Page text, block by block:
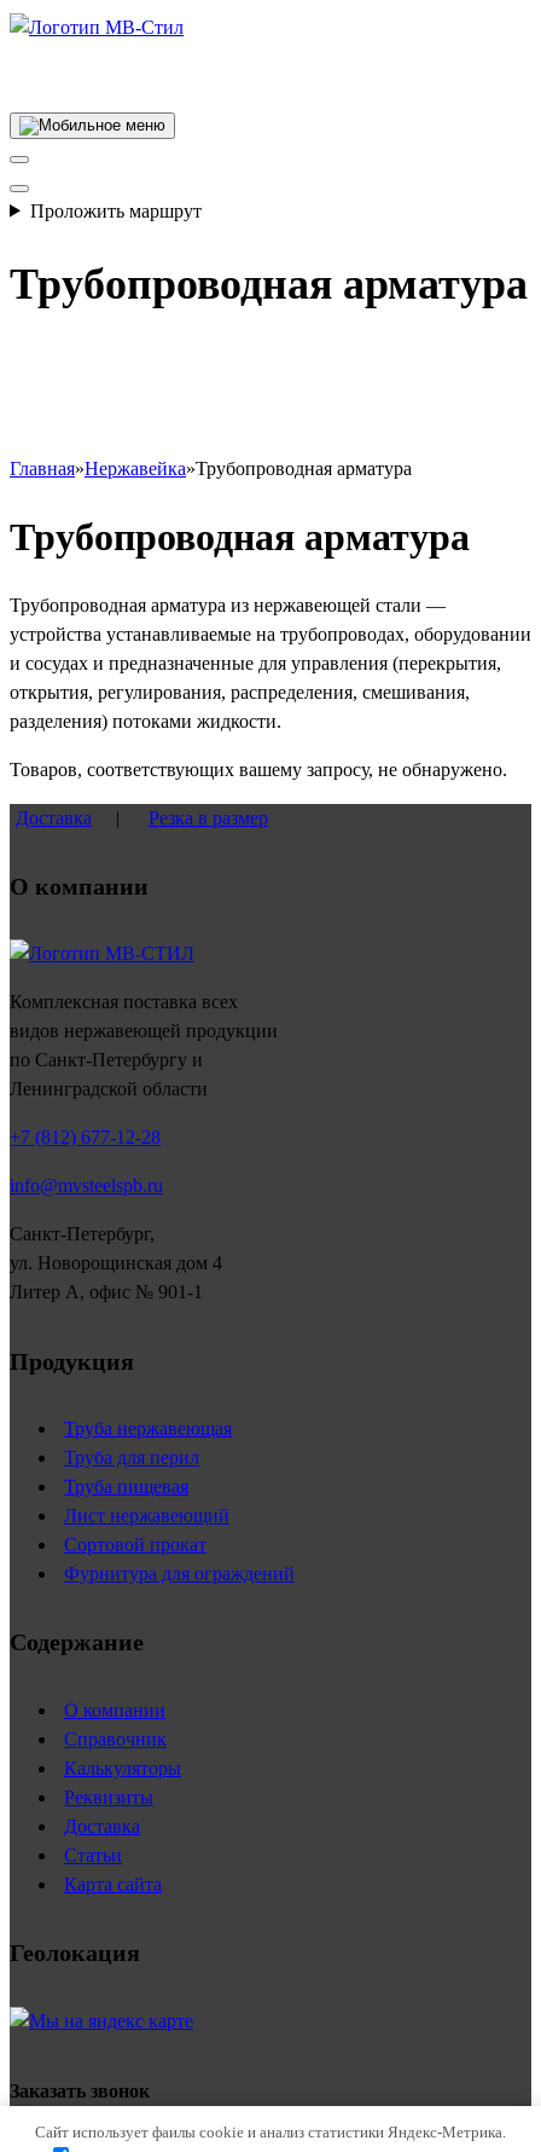
Проложить маршрут
Трубопроводная арматура
Главная»Нержавейка»Трубопроводная арматура
Трубопроводная арматура
Трубопроводная арматура из нержавеющей стали —
устройства устанавливаемые на трубопроводах, оборудовании
и сосудах и предназначенные для управления (перекрытия,
открытия, регулирования, распределения, смешивания,
разделения) потоками жидкости.
Товаров, соответствующих вашему запросу, не обнаружено.
Доставка | Резка в размер
О компании
Комплексная поставка всех
видов нержавеющей продукции
по Санкт-Петербургу и
Ленинградской области
+7 (812) 677-12-28
info@mvsteelspb.ru
Санкт-Петербург,
ул. Новорощинская дом 4
Литер А, офис № 901-1
Продукция
Труба нержавеющая
Труба для перил
Труба пищевая
Лист нержавеющий
Сортовой прокат
Фурнитура для ограждений
Содержание
О компании
Справочник
Калькуляторы
Реквизиты
Доставка
Статьи
Карта сайта
Геолокация
Заказать звонок
Сайт использует фаилы cookie и анализ статистики Яндекс-Метрика.